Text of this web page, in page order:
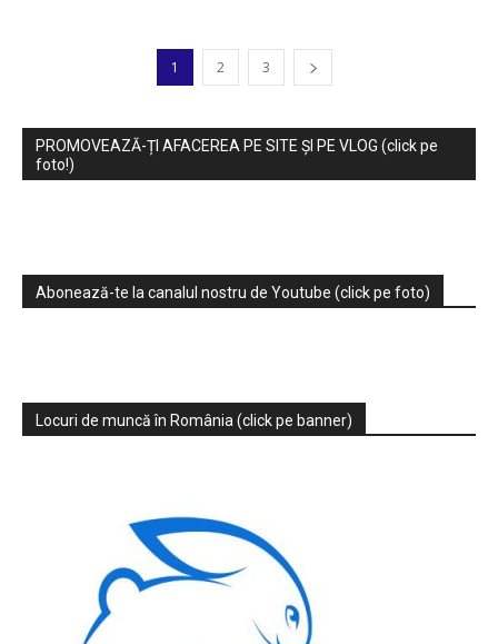
1 2 3
PROMOVEAZĂ-ȚI AFACEREA PE SITE ȘI PE VLOG (click pe
foto!)
Abonează-te la canalul nostru de Youtube (click pe foto)
Locuri de muncă în România (click pe banner)